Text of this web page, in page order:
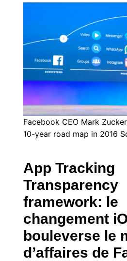
Facebook CEO Mark
10-year road map in 2016
App Tracking
Transparency
framework: le
changement
bouleverse le
d’affaires de